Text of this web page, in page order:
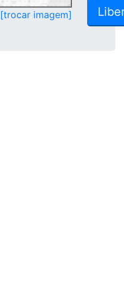
[trocar imagem]